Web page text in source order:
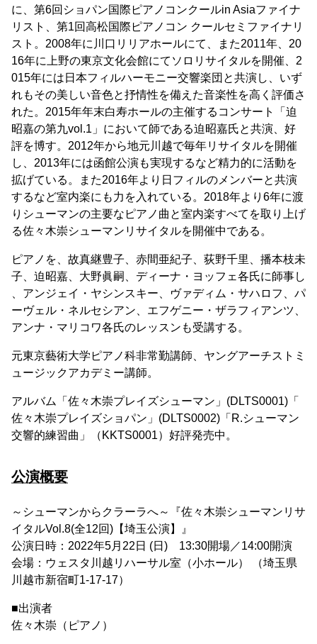
に、第6回ショパン国際ピアノコンクールin Asiaファイナ
リスト、第1回高松国際ピアノコン クールセミファイナリ
スト。2008年に川口リリアホールにて、また2011年、20
16年に上野の東京文化会館にてソロリサイタルを開催、2
015年には日本フィルハーモニー交響楽団と共演し、いず
れもその美しい音色と抒情性を備えた音楽性を高く評価さ
れた。2015年年末白寿ホールの主催するコンサート「迫
昭嘉の第九vol.1」において師である迫昭嘉氏と共演、好
評を博す。2012年から地元川越で毎年リサイタルを開催
し、2013年には函館公演も実現するなど精力的に活動を
拡げている。また2016年より日フィルのメンバーと共演
するなど室内楽にも力を入れている。2018年より6年に渡
りシューマンの主要なピアノ曲と室内楽すべてを取り上げ
る佐々木崇シューマンリサイタルを開催中である。
ピアノを、故真継豊子、赤間亜紀子、荻野千里、播本枝未
子、迫昭嘉、大野眞嗣、ディーナ・ヨッフェ各氏に師事し
、アンジェイ・ヤシンスキー、ヴァディム・サハロフ、パ
ーヴェル・ネルセシアン、エフゲニー・ザラフィアンツ、
アンナ・マリコワ各氏のレッスンも受講する。
元東京藝術大学ピアノ科非常勤講師、ヤングアーチストミ
ュージックアカデミー講師。
アルバム「佐々木崇プレイズシューマン」(DLTS0001)「
佐々木崇プレイズショパン」(DLTS0002)「R.シューマン
交響的練習曲」（KKTS0001）好評発売中。
公演概要
～シューマンからクラーラへ～『佐々木崇シューマンリサ
イタルVol.8(全12回)【埼玉公演】』
公演日時：2022年5月22日 (日) 13:30開場／14:00開演
会場：ウェスタ川越リハーサル室（小ホール） （埼玉県
川越市新宿町1-17-17）
■出演者
佐々木崇（ピアノ）